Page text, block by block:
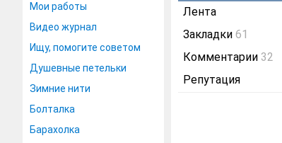
Мои работы
Видео журнал
Ищу, помогите советом
Душевные петельки
Зимние нити
Болталка
Барахолка
Лента
Закладки 61
Комментарии 32
Репутация